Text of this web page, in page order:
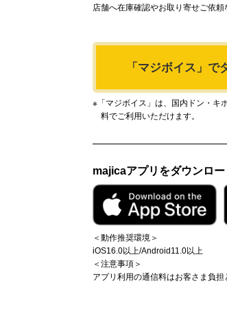
店舗へ在庫確認やお取り寄せご依
「マジボイス」で
※「マジボイス」は、国内ドン・キ
料でご利用いただけます。
majicaアプリをダウンロー
＜動作推奨環境＞
iOS16.0以上/Android11.0以上
＜注意事項＞
アプリ利用の通信料はお客さま負担